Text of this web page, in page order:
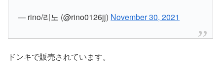
— rino/리노 (@rino0126jj) November 30, 2021
ドンキで販売されています。